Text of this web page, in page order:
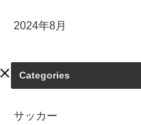
2024年8月
Categories
サッカー